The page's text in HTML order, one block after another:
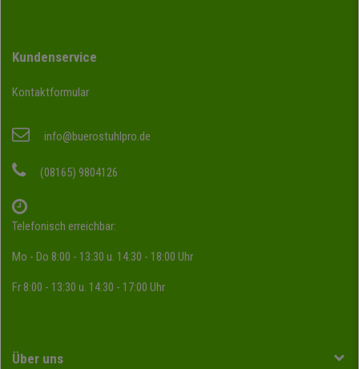
Kundenservice
Kontaktformular
info@buerostuhlpro.de
(08165) 9804126
Telefonisch erreichbar:
Mo - Do 8:00 - 13:30 u. 14:30 - 18:00 Uhr
Fr 8:00 - 13:30 u. 14:30 - 17:00 Uhr
Über uns